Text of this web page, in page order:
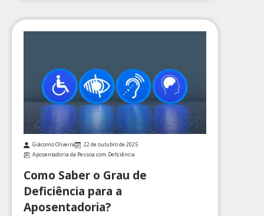
Giácomo Oliveira
22 de outubro de 2025
Aposentadoria da Pessoa com Deficiência
Como Saber o Grau de
Deficiência para a
Aposentadoria?